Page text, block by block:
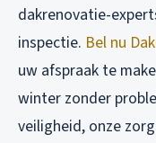
dakrenovatie-
inspectie. Bel nu
uw afspraak te
winter zonder
veiligheid, onze